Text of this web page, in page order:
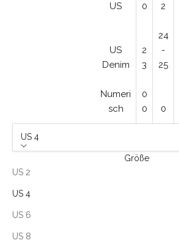
US 0 2
US
Denim
2
3
24
-
25
Numeri
sch
0
0
0
US 4
Größe
US 2
US 4
US 6
US 8